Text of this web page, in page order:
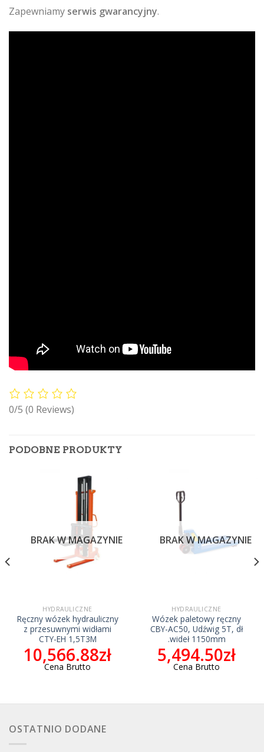
Zapewniamy serwis gwarancyjny.
0/5 (0 Reviews)
PODOBNE PRODUKTY
BRAK W MAGAZYNIE
HYDRAULICZNE
Ręczny wózek hydrauliczny
z przesuwnymi widłami
CTY-EH 1,5T3M
10,566.88zł
Cena Brutto
BRAK W MAGAZYNIE
HYDRAULICZNE
Wózek paletowy ręczny
CBY-AC50, Udźwig 5T, dł
.wideł 1150mm
5,494.50zł
Cena Brutto
OSTATNIO DODANE